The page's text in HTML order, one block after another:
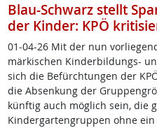
Blau-Schwarz stellt
der Kinder: KPÖ
01-04-26 Mit der nun
mär­ki­schen Kin­der­bil­dungs-
sich die Be­fürch­tun­gen der
die Ab­sen­kung der
künf­tig auch mög­lich sein, die
Kin­der­gar­ten­grup­pen oh­ne